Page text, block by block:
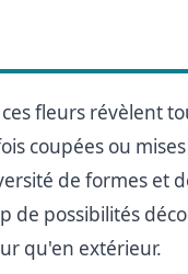
fleurs révèlent
coupées ou
de formes et
de possibilités
qu'en extérieur.